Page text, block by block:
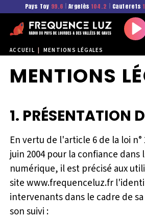
Pays Toy 99.6 Argelès 104.2 Cauterets
Play
ACCUEIL MENTIONS LÉGALES
MENTIONS
1. PRÉSENTATION
En vertu de l'article 6 de la loi n°
juin 2004 pour la confiance dans
numérique, il est précisé aux
site www.frequenceluz.fr
intervenants dans le cadre de
son suivi :